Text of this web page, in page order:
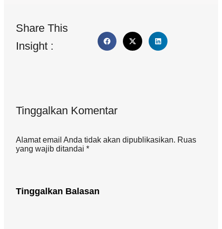
Share This
Insight :
Tinggalkan Komentar
Alamat email Anda tidak akan dipublikasikan. Ruas
yang wajib ditandai *
Tinggalkan Balasan